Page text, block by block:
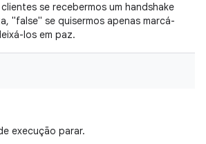
se recebermos um handshake
"false" se quisermos apenas marcá-
los em paz.
execução parar.